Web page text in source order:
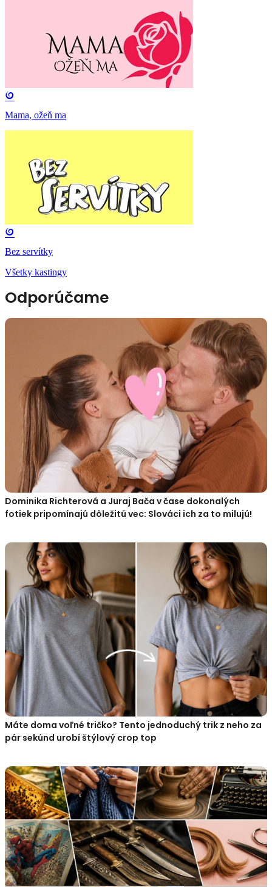
Mama, ožeň ma
Bez servítky
Všetky kastingy
Odporúčame
Dominika Richterová a Juraj Bača v čase dokonalých
fotiek pripomínajú dôležitú vec: Slováci ich za to milujú!
Máte doma voľné tričko? Tento jednoduchý trik z neho za
pár sekúnd urobí štýlový crop top